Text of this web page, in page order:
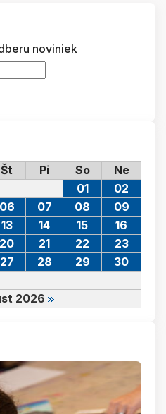
noviniek
Št Pi So Ne
2026
01
02
06 07 08
09
13 14 15
16
20 21 22
23
27 28 29
30